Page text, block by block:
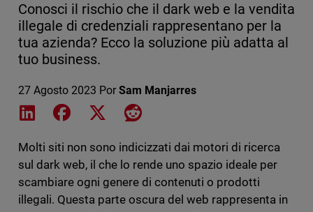
Conosci il rischio che il dark web e la vendita
illegale di credenziali rappresentano per la
tua azienda? Ecco la soluzione più adatta al
tuo business.
27 Agosto 2023 Por Sam Manjarres
Share on LinkedIn
Share on Facebook
Share on XShare on Reddit
Molti siti non sono indicizzati dai motori di ricerca
sul dark web, il che lo rende uno spazio ideale per
scambiare ogni genere di contenuti o prodotti
illegali. Questa parte oscura del web rappresenta in